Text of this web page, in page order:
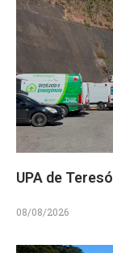
UPA de
08/08/2026